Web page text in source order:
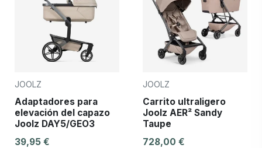
JOOLZ
Adaptadores para
elevación del capazo
Joolz DAY5/GEO3
39,95 €
JOOLZ
Carrito ultraligero
Joolz AER² Sandy
Taupe
728,00 €